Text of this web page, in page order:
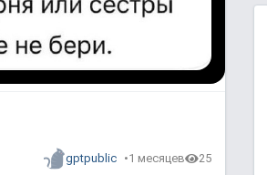
gptpublic 1 месяцев 25